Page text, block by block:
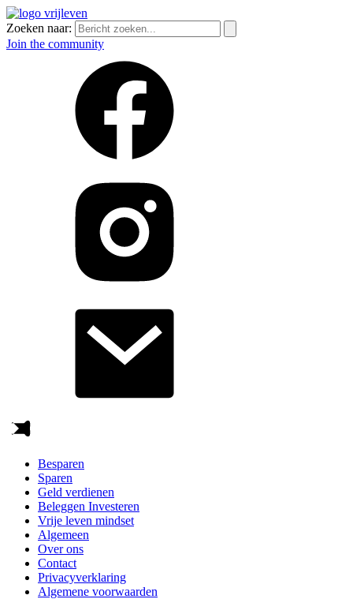
Zoeken naar:
Join the community
Besparen
Sparen
Geld verdienen
Beleggen Investeren
Vrije leven mindset
Algemeen
Over ons
Contact
Privacyverklaring
Algemene voorwaarden